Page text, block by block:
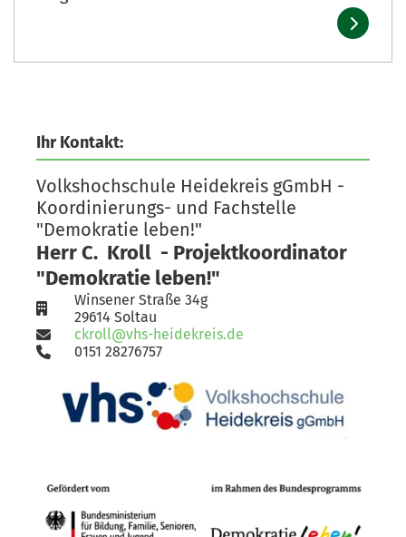
Ihr Kontakt:
Volkshochschule Heidekreis gGmbH -
Koordinierungs- und Fachstelle
"Demokratie leben!"
Herr C. Kroll - Projektkoordinator
"Demokratie leben!"
Winsener Straße 34g
29614 Soltau
ckroll@vhs-heidekreis.de
0151 28276757